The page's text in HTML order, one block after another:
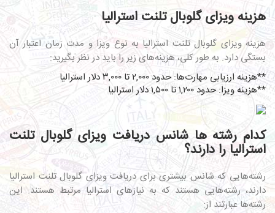
هزینه ویزای گلوبال تلنت استرالیا
هزینه ویزای گلوبال تلنت استرالیا به نوع ویزا و مدت زمان اعتبار آن
بستگی دارد. به طور کلی، هزینه‌های زیر را باید در نظر بگیرید:
**هزینه ارزیابی مهارت‌ها: حدود ۲,۰۰۰ تا ۳,۰۰۰ دلار استرالیا
**هزینه ویزا: حدود ۱,۲۰۰ تا ۱,۵۰۰ دلار استرالیا
کدام رشته ها شانس دریافت ویزای گلوبال تلنت
استرالیا را دارند؟
رشته‌هایی که شانس بیشتری برای دریافت ویزای گلوبال تلنت استرالیا
دارند، رشته‌هایی هستند که به نیازهای استرالیا مرتبط هستند. این
رشته‌ها عبارتند از: